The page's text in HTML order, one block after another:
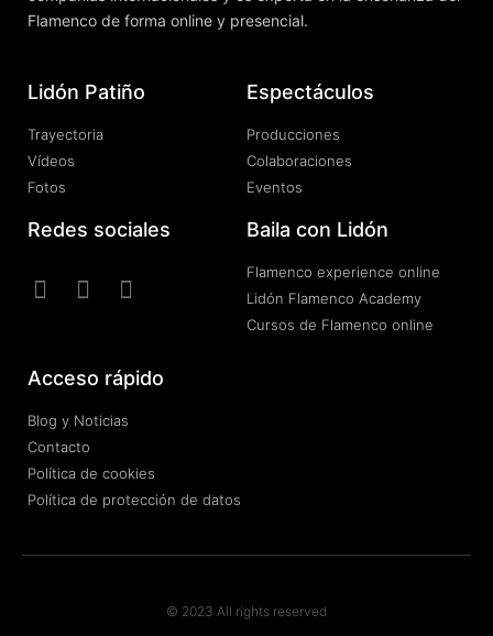
Flamenco de forma online y presencial.
Lidón Patiño
Trayectoria
Vídeos
Fotos
Redes sociales
Espectáculos
Producciones
Colaboraciones
Eventos
Baila con Lidón
Flamenco experience online
Lidón Flamenco Academy
Cursos de Flamenco online
Acceso rápido
Blog y Noticias
Contacto
Política de cookies
Política de protección de datos
© 2023 All rights reserved